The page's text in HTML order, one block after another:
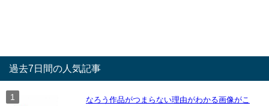
過去7日間の人気記事
なろう作品がつまらない理由がわかる画像がこ